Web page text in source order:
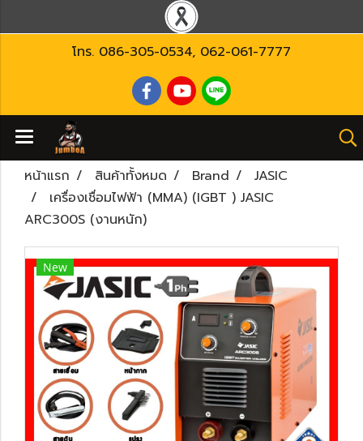
โทร. 086-305-0534, 062-061-7777
หน้าแรก สินค้าทั้งหมด Brand
JASIC
เครื่องเชื่อมไฟฟ้า (MMA) (IGBT ) JASIC
ARC300S (งานหนัก)
New